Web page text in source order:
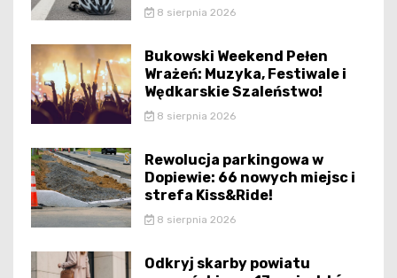
8 sierpnia 2026
Bukowski Weekend Pełen
Wrażeń: Muzyka, Festiwale i
Wędkarskie Szaleństwo!
8 sierpnia 2026
Rewolucja parkingowa w
Dopiewie: 66 nowych miejsc i
strefa Kiss&Ride!
8 sierpnia 2026
Odkryj skarby powiatu